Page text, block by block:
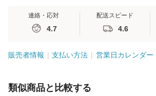
連絡・応対
4.7
配送スピード
4.6
販売者情報 支払い方法 営業日カレンダー
類似商品と比較する